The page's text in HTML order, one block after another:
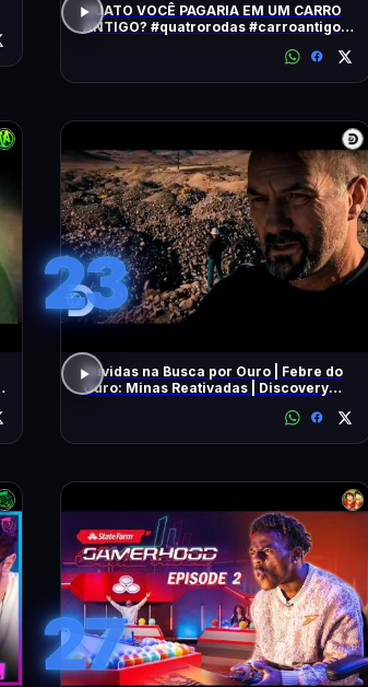
QUATO VOCÊ PAGARIA EM UM CARRO
ANTIGO? #quatrorodas #carroantigo
23
Dúvidas na Busca por Ouro | Febre do
Ouro: Minas Reativadas | Discovery
27